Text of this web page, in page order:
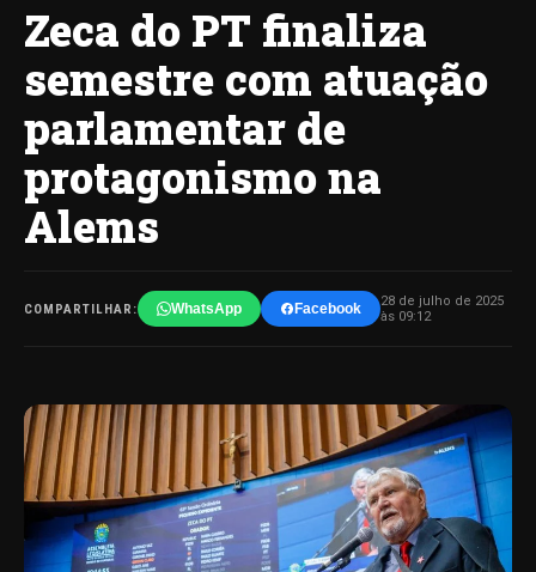
Zeca do PT finaliza
semestre com atuação
parlamentar de
protagonismo na
Alems
COMPARTILHAR: WhatsApp Facebook
28 de julho de 2025
às 09:12